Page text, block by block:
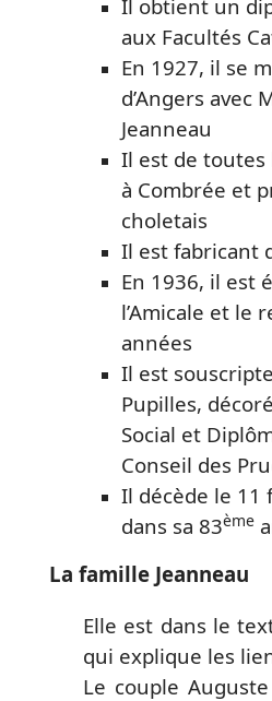
Il obtient un
aux Facultés
En 1927, il se
d’Angers avec
Jeanneau
Il est de toutes
à Combrée et
choletais
Il est fabricant
En 1936, il est
l’Amicale et le
années
Il est
Pupilles,
Social et
Conseil des
Il décède le 11
dans sa 83ème
La famille Jeanneau
Elle est dans le
qui explique les
Le couple